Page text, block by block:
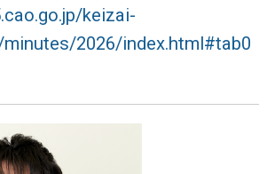
keizai-
2026/index.html#tab0